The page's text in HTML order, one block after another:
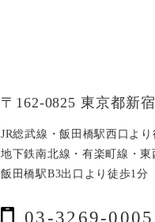
〒162-0825 東京都新
JR総武線・飯田橋駅西口より
地下鉄南北線・有楽町線・東
飯田橋駅B3出口より徒歩1分
03-3269-0005